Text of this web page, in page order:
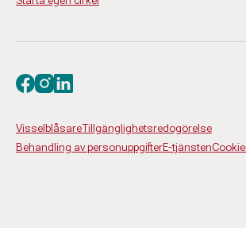
VisselblåsareTillgänglighetsredogörelse
Behandling av personuppgifterE-tjänsten
Besök oss på facebook
Besök oss på instagram
Besök oss på linkedin